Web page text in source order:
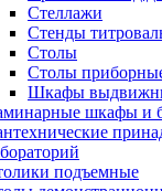
Стеллажи
Стенды
Столы
Столы
Шкафы
шкафы и
подъемные